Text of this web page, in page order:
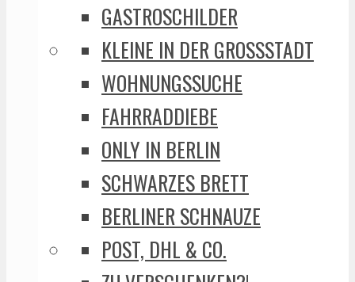
GASTROSCHILDER
KLEINE IN DER GROSSSTADT
WOHNUNGSSUCHE
FAHRRADDIEBE
ONLY IN BERLIN
SCHWARZES BRETT
BERLINER SCHNAUZE
POST, DHL & CO.